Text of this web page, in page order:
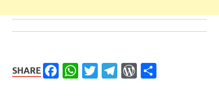
SHARE Facebook
WhatsApp
Twitter
Telegram
WordPress